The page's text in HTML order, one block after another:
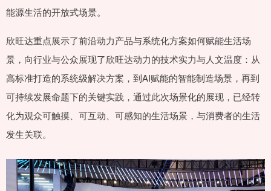
能源生活的开放式场景。
欣旺达重点展示了前沿动力产品与系统化方案如何赋能生活场
景，向行业与公众展现了欣旺达动力的技术实力与人文温度：从
高标准打造的系统级解决方案，到AI赋能的智能制造场景，再到
可持续发展命题下的关键实践，通过此次场景化的展现，已经转
化为观众可触摸、可互动、可感知的生活场景，与消费者的生活
发生关联。